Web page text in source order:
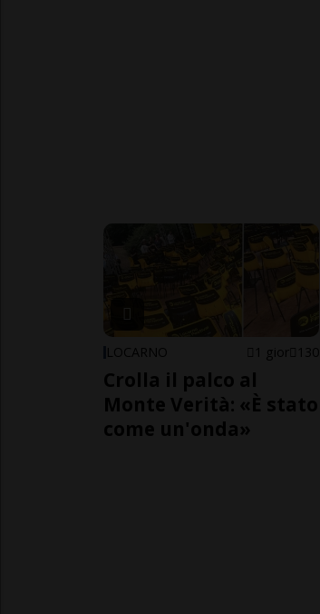
LOCARNO 1 gior 130
Crolla il palco al
Monte Verità: «È stato
come un'onda»